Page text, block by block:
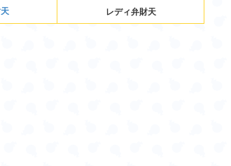
レディ弁財天